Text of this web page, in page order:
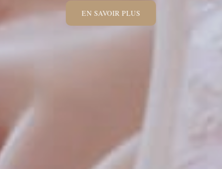
EN SAVOIR PLUS